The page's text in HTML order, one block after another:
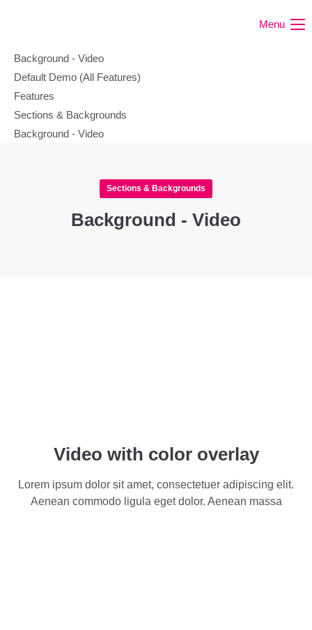
Menu
Background - Video
Default Demo (All Features)
Features
Sections & Backgrounds
Background - Video
Sections & Backgrounds
Background - Video
Video with color overlay
Lorem ipsum dolor sit amet, consectetuer adipiscing elit.
Aenean commodo ligula eget dolor. Aenean massa